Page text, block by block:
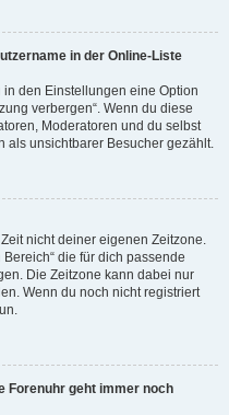
in der Online-Liste
den Einstellungen eine Option
verbergen“. Wenn du diese
Moderatoren und du selbst
als unsichtbarer Besucher gezählt.
nicht deiner eigenen Zeitzone.
die für dich passende
Die Zeitzone kann dabei nur
Wenn du noch nicht registriert
Forenuhr geht immer noch